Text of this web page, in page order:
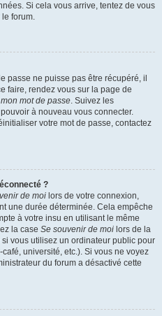
Si cela vous arrive, tentez de vous
forum.
passe ne puisse pas être récupéré, il
faire, rendez vous sur la page de
mot de passe. Suivez les
à nouveau vous connecter.
votre mot de passe, contactez
?
de moi lors de votre connexion,
une durée déterminée. Cela empêche
à votre insu en utilisant le même
la case Se souvenir de moi lors de la
vous utilisez un ordinateur public pour
université, etc.). Si vous ne voyez
du forum a désactivé cette